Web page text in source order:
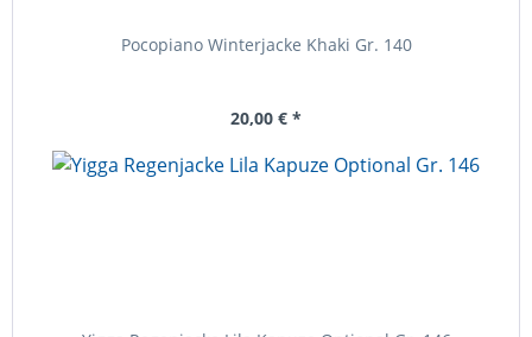
Pocopiano Winterjacke Khaki Gr. 140
20,00 € *